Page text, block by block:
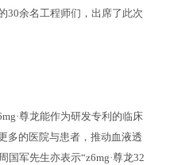
30余名工程师们，出席了此次
尊龙能作为研发专利的临床
多的医院与患者，推动血液透
国军先生亦表示“z6mg·尊龙32